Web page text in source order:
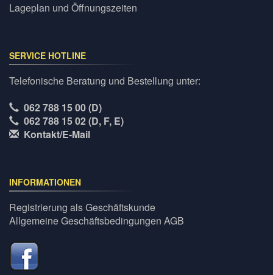
Lageplan und Öffnungszeiten
SERVICE HOTLINE
Telefonische Beratung und Bestellung unter:
062 788 15 00 (D)
062 788 15 02 (D, F, E)
Kontakt/E-Mail
INFORMATIONEN
Registrierung als Geschäftskunde
Allgemeine Geschäftsbedingungen AGB